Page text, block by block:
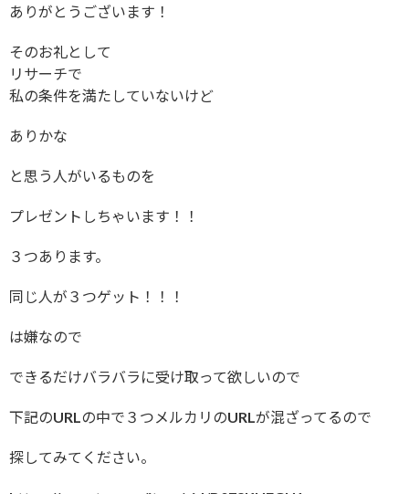
ありがとうございます！
そのお礼として
リサーチで
私の条件を満たしていないけど
ありかな
と思う人がいるものを
プレゼントしちゃいます！！
３つあります。
同じ人が３つゲット！！！
は嫌なので
できるだけバラバラに受け取って欲しいので
下記のURLの中で３つメルカリのURLが混ざってるので
探してみてください。